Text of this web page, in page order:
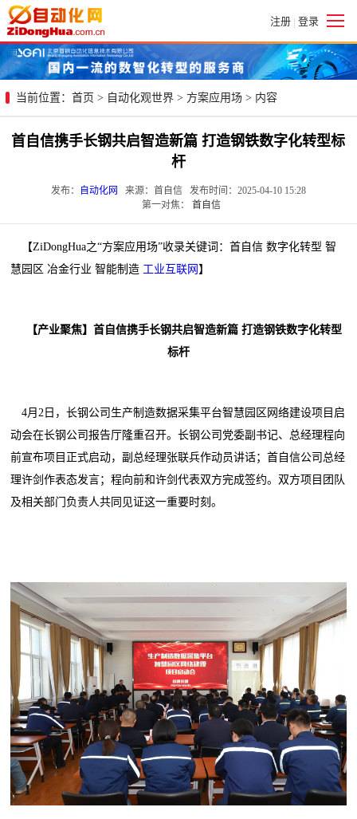
注册 | 登录
当前位置： 首页 > 自动化观世界 > 方案应用场 > 内容
首自信携手长钢共启智造新篇 打造钢铁数字化转型标
杆
发布： 自动化网
来源：首自信 发布时间：2025-04-10 15:28
第一对焦： 首自信
【ZiDongHua之“方案应用场”收录关键词：首自信 数字化转型 智
慧园区 冶金行业 智能制造 工业互联网 】
【产业聚焦】首自信携手长钢共启智造新篇 打造钢铁数字化转型
标杆
4月2日，长钢公司生产制造数据采集平台智慧园区网络建设项目启
动会在长钢公司报告厅隆重召开。长钢公司党委副书记、总经理程向
前宣布项目正式启动，副总经理张联兵作动员讲话；首自信公司总经
理许剑作表态发言；程向前和许剑代表双方完成签约。双方项目团队
及相关部门负责人共同见证这一重要时刻。